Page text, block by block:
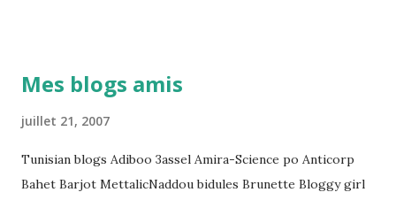
regard des Lignes directrices Luanda"
Mes blogs amis
juillet 21, 2007
Tunisian blogs Adiboo 3assel Amira-Science po Anticorp
Bahet Barjot MettalicNaddou bidules Brunette Bloggy girl